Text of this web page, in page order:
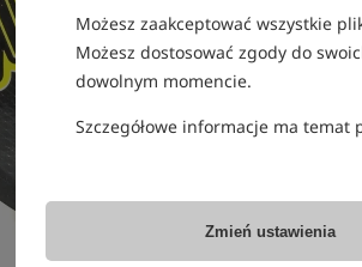
Możesz zaakceptować wszystkie
Możesz dostosować zgody do
dowolnym momencie.
Szczegółowe informacje ma temat
Zmień ustawienia